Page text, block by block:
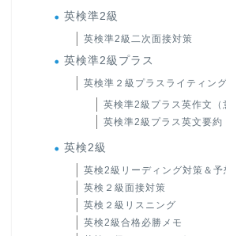
英検準2級
英検準2級二次面接対策
英検準2級プラス
英検準２級プラスライティング
英検準2級プラス英作文（
英検準2級プラス英文要約
英検2級
英検2級リーディング対策＆予
英検２級面接対策
英検２級リスニング
英検2級合格必勝メモ